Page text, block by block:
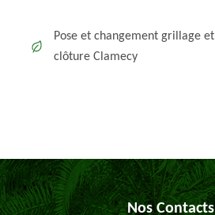
Pose et changement grillage et
clôture Clamecy
Nos Contacts